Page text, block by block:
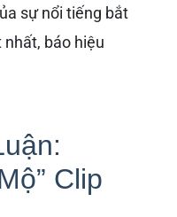
sự nổi tiếng bắt
báo hiệu
Clip